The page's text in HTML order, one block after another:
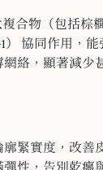
合物（包括棕
協同作用，
絡，顯著減
緊實度，改
性，告別乾癟